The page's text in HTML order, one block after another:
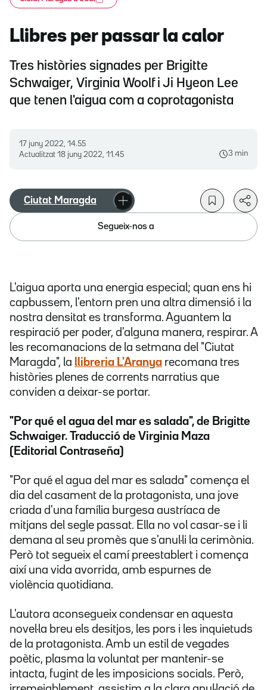
Llibres per passar la calor
Tres històries signades per Brigitte
Schwaiger, Virginia Woolf i Ji Hyeon Lee
que tenen l'aigua com a coprotagonista
17 juny 2022, 14.55
Actualitzat 18 juny 2022, 11.45 3 min
Ciutat Maragda
Segueix-nos a
L'aigua aporta una energia especial; quan ens hi
capbussem, l'entorn pren una altra dimensió i la
nostra densitat es transforma. Aguantem la
respiració per poder, d'alguna manera, respirar. A
les recomanacions de la setmana del "Ciutat
Maragda", la llibreria L'Aranya recomana tres
històries plenes de corrents narratius que
conviden a deixar-se portar.
"Por qué el agua del mar es salada", de Brigitte
Schwaiger. Traducció de Virginia Maza
(Editorial Contraseña)
"Por qué el agua del mar es salada" comença el
dia del casament de la protagonista, una jove
criada d'una família burgesa austríaca de
mitjans del segle passat. Ella no vol casar-se i li
demana al seu promès que s'anul·li la cerimònia.
Però tot segueix el camí preestablert i comença
així una vida avorrida, amb espurnes de
violència quotidiana.
L'autora aconsegueix condensar en aquesta
novel·la breu els desitjos, les pors i les inquietuds
de la protagonista. Amb un estil de vegades
poètic, plasma la voluntat per mantenir-se
intacta, fugint de les imposicions socials. Però,